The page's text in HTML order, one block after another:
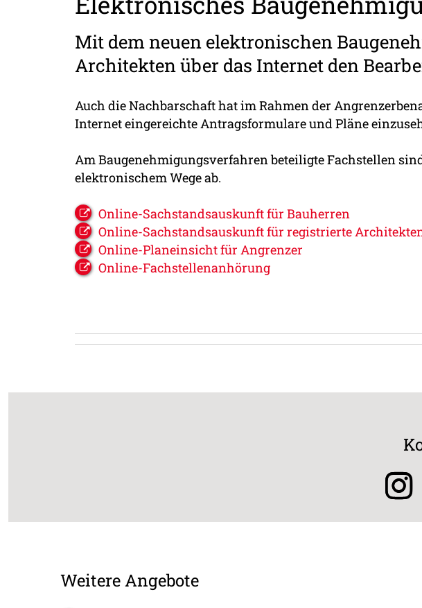
Mit dem neuen elektronischen
Architekten über das Internet den
Auch die Nachbarschaft hat im Rahmen der
Internet eingereichte Antragsformulare und Pläne
Am Baugenehmigungsverfahren beteiligte Fachstellen
elektronischem Wege ab.
Online-Sachstandsauskunft für Bauherren
Online-Sachstandsauskunft für registrierte
Online-Planeinsicht für Angrenzer
Online-Fachstellenanhörung
Weitere Angebote